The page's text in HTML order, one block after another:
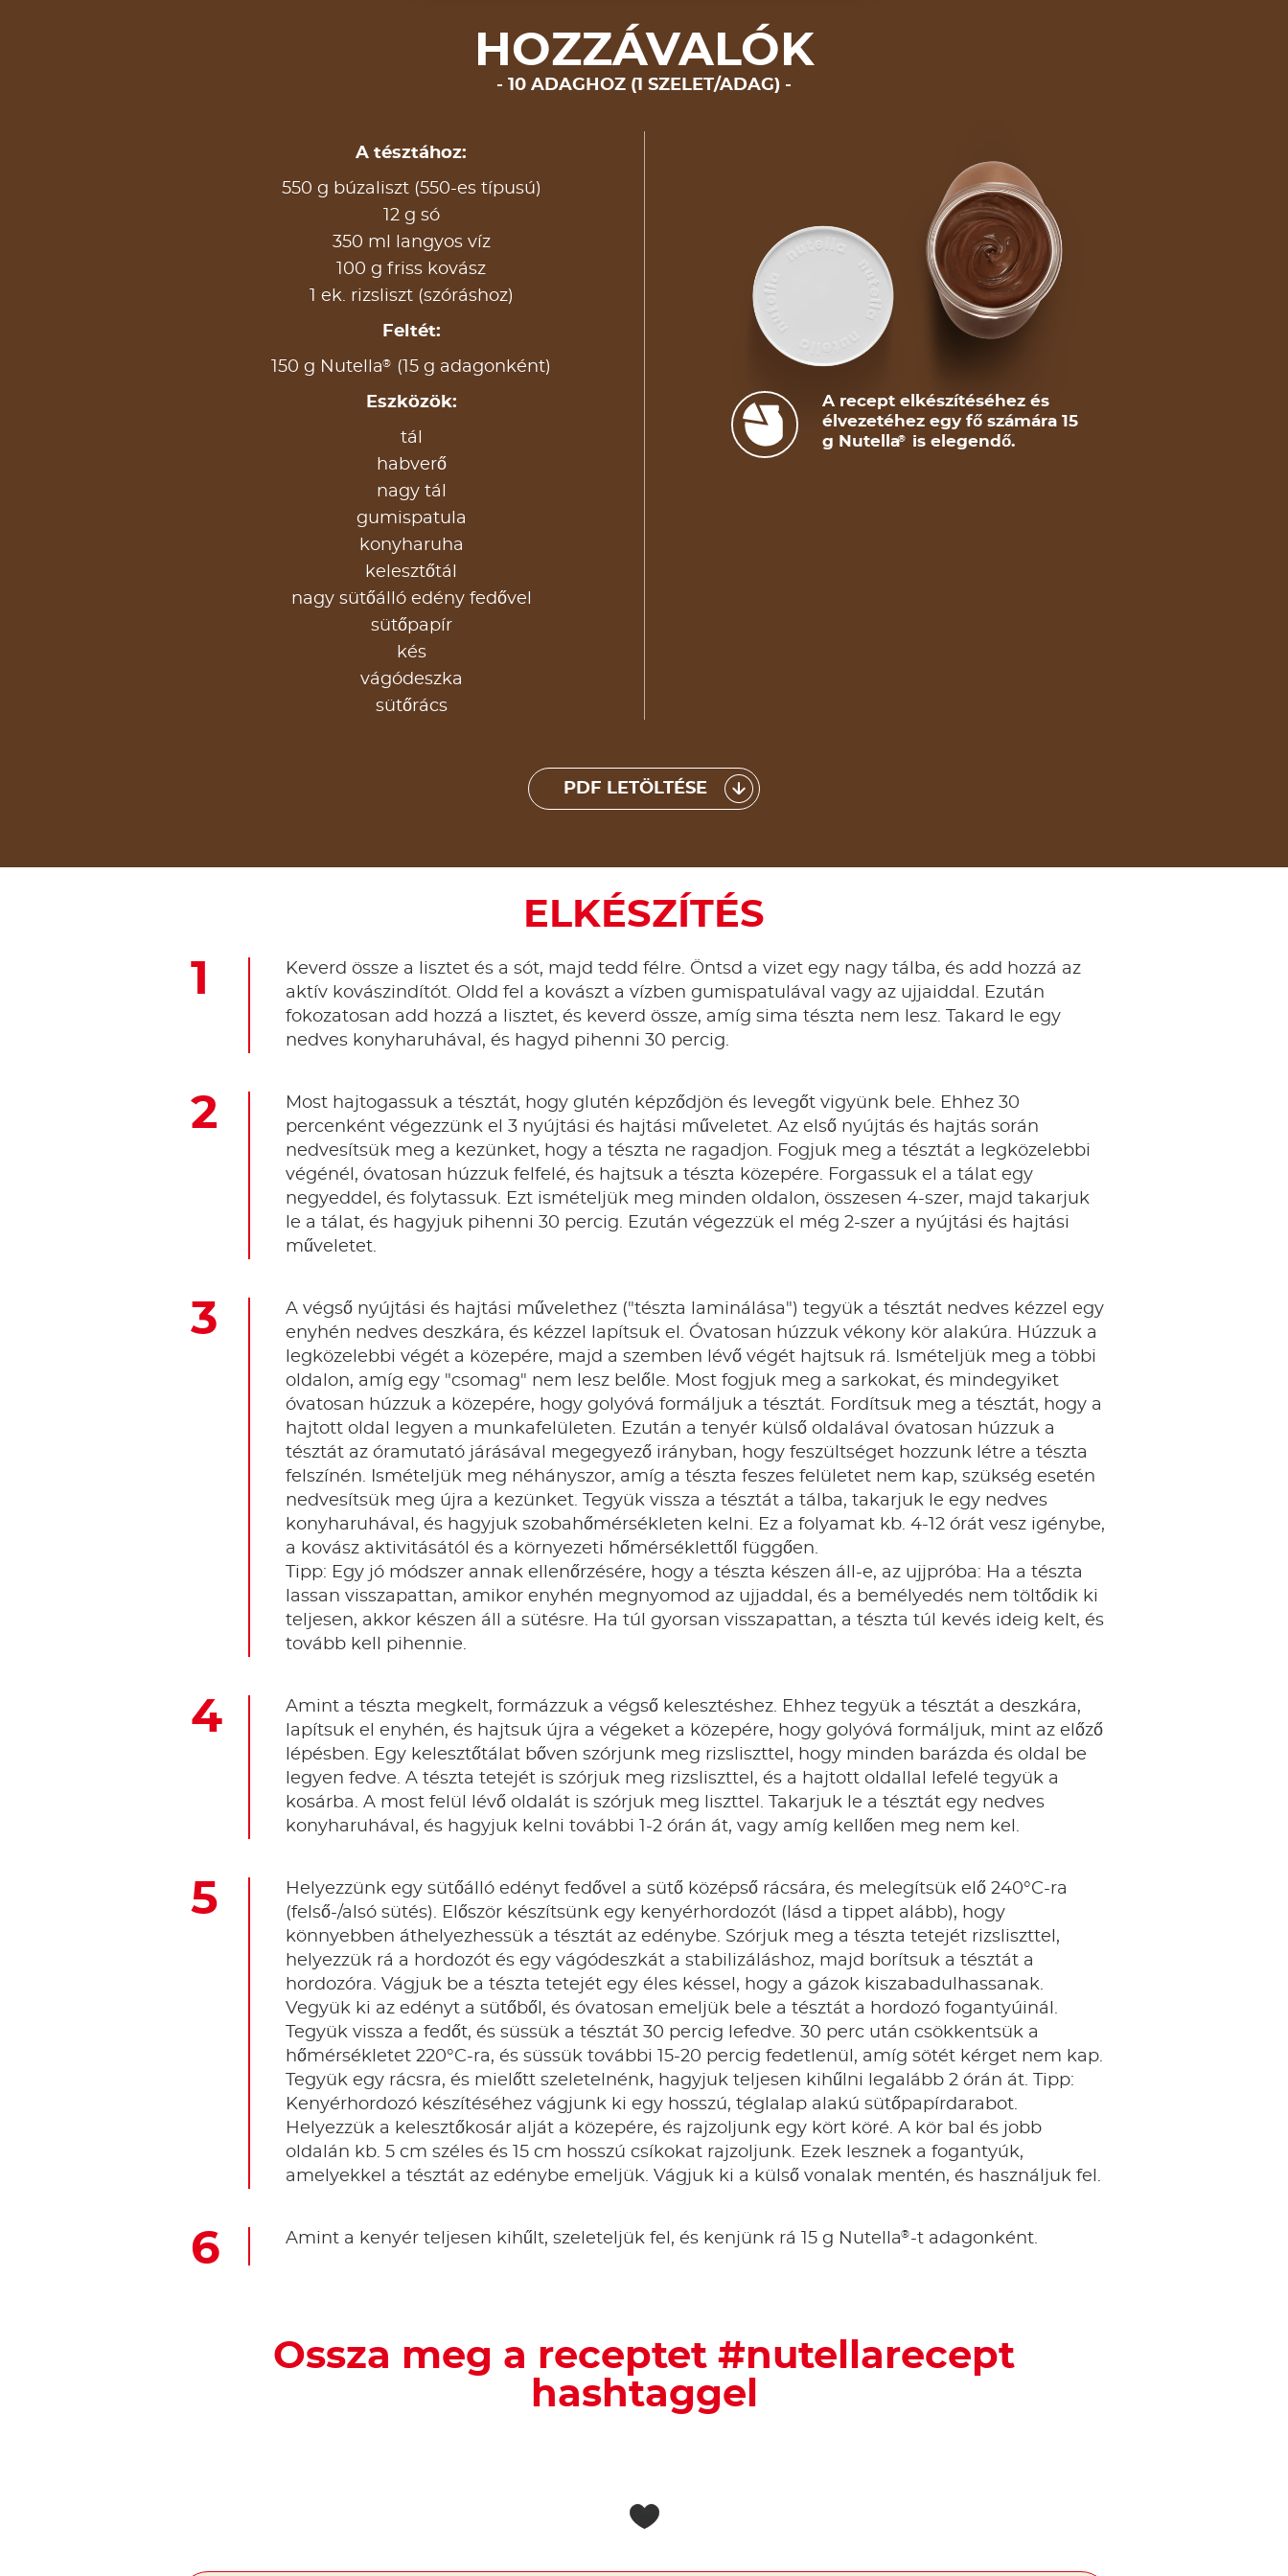
HOZZÁVALÓK
10 ADAGHOZ (1 SZELET/ADAG)
A tésztához:
550 g búzaliszt (550-es típusú)
12 g só
350 ml langyos víz
100 g friss kovász
1 ek. rizsliszt (szóráshoz)
Feltét:
150 g Nutella® (15 g adagonként)
Eszközök:
tál
habverő
nagy tál
gumispatula
konyharuha
kelesztőtál
nagy sütőálló edény fedővel
sütőpapír
kés
vágódeszka
sütőrács
A recept elkészítéséhez és
élvezetéhez egy fő számára 15
g Nutella® is elegendő.
PDF LETÖLTÉSE
ELKÉSZÍTÉS
Keverd össze a lisztet és a sót, majd tedd félre. Öntsd a vizet egy nagy tálba, és add hozzá az
aktív kovászindítót. Oldd fel a kovászt a vízben gumispatulával vagy az ujjaiddal. Ezután
fokozatosan add hozzá a lisztet, és keverd össze, amíg sima tészta nem lesz. Takard le egy
nedves konyharuhával, és hagyd pihenni 30 percig.
Most hajtogassuk a tésztát, hogy glutén képződjön és levegőt vigyünk bele. Ehhez 30
percenként végezzünk el 3 nyújtási és hajtási műveletet. Az első nyújtás és hajtás során
nedvesítsük meg a kezünket, hogy a tészta ne ragadjon. Fogjuk meg a tésztát a legközelebbi
végénél, óvatosan húzzuk felfelé, és hajtsuk a tészta közepére. Forgassuk el a tálat egy
negyeddel, és folytassuk. Ezt ismételjük meg minden oldalon, összesen 4-szer, majd takarjuk
le a tálat, és hagyjuk pihenni 30 percig. Ezután végezzük el még 2-szer a nyújtási és hajtási
műveletet.
A végső nyújtási és hajtási művelethez ("tészta laminálása") tegyük a tésztát nedves kézzel egy
enyhén nedves deszkára, és kézzel lapítsuk el. Óvatosan húzzuk vékony kör alakúra. Húzzuk a
legközelebbi végét a közepére, majd a szemben lévő végét hajtsuk rá. Ismételjük meg a többi
oldalon, amíg egy "csomag" nem lesz belőle. Most fogjuk meg a sarkokat, és mindegyiket
óvatosan húzzuk a közepére, hogy golyóvá formáljuk a tésztát. Fordítsuk meg a tésztát, hogy a
hajtott oldal legyen a munkafelületen. Ezután a tenyér külső oldalával óvatosan húzzuk a
tésztát az óramutató járásával megegyező irányban, hogy feszültséget hozzunk létre a tészta
felszínén. Ismételjük meg néhányszor, amíg a tészta feszes felületet nem kap, szükség esetén
nedvesítsük meg újra a kezünket. Tegyük vissza a tésztát a tálba, takarjuk le egy nedves
konyharuhával, és hagyjuk szobahőmérsékleten kelni. Ez a folyamat kb. 4-12 órát vesz igénybe,
a kovász aktivitásától és a környezeti hőmérséklettől függően.
Tipp: Egy jó módszer annak ellenőrzésére, hogy a tészta készen áll-e, az ujjpróba: Ha a tészta
lassan visszapattan, amikor enyhén megnyomod az ujjaddal, és a bemélyedés nem töltődik ki
teljesen, akkor készen áll a sütésre. Ha túl gyorsan visszapattan, a tészta túl kevés ideig kelt, és
tovább kell pihennie.
Amint a tészta megkelt, formázzuk a végső kelesztéshez. Ehhez tegyük a tésztát a deszkára,
lapítsuk el enyhén, és hajtsuk újra a végeket a közepére, hogy golyóvá formáljuk, mint az előző
lépésben. Egy kelesztőtálat bőven szórjunk meg rizsliszttel, hogy minden barázda és oldal be
legyen fedve. A tészta tetejét is szórjuk meg rizsliszttel, és a hajtott oldallal lefelé tegyük a
kosárba. A most felül lévő oldalát is szórjuk meg liszttel. Takarjuk le a tésztát egy nedves
konyharuhával, és hagyjuk kelni további 1-2 órán át, vagy amíg kellően meg nem kel.
Helyezzünk egy sütőálló edényt fedővel a sütő középső rácsára, és melegítsük elő 240°C-ra
(felső-/alsó sütés). Először készítsünk egy kenyérhordozót (lásd a tippet alább), hogy
könnyebben áthelyezhessük a tésztát az edénybe. Szórjuk meg a tészta tetejét rizsliszttel,
helyezzük rá a hordozót és egy vágódeszkát a stabilizáláshoz, majd borítsuk a tésztát a
hordozóra. Vágjuk be a tészta tetejét egy éles késsel, hogy a gázok kiszabadulhassanak.
Vegyük ki az edényt a sütőből, és óvatosan emeljük bele a tésztát a hordozó fogantyúinál.
Tegyük vissza a fedőt, és süssük a tésztát 30 percig lefedve. 30 perc után csökkentsük a
hőmérsékletet 220°C-ra, és süssük további 15-20 percig fedetlenül, amíg sötét kérget nem kap.
Tegyük egy rácsra, és mielőtt szeletelnénk, hagyjuk teljesen kihűlni legalább 2 órán át. Tipp:
Kenyérhordozó készítéséhez vágjunk ki egy hosszú, téglalap alakú sütőpapírdarabot.
Helyezzük a kelesztőkosár alját a közepére, és rajzoljunk egy kört köré. A kör bal és jobb
oldalán kb. 5 cm széles és 15 cm hosszú csíkokat rajzoljunk. Ezek lesznek a fogantyúk,
amelyekkel a tésztát az edénybe emeljük. Vágjuk ki a külső vonalak mentén, és használjuk fel.
Amint a kenyér teljesen kihűlt, szeleteljük fel, és kenjünk rá 15 g Nutella®-t adagonként.
Ossza meg a receptet #nutellarecept
hashtaggel